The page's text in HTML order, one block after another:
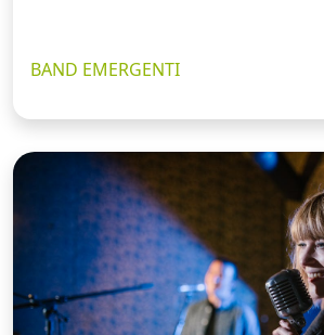
BAND EMERGENTI